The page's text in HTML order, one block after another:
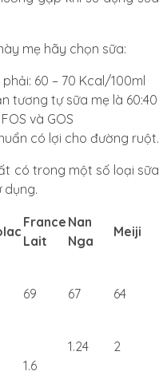
mẹ hãy chọn sữa:
60 – 70 Kcal/100ml
tương tự sữa mẹ là 60:40
FOS và GOS
có lợi cho đường ruột.
có trong một số loại sữa
dụng.
France
Lait
Nan
Nga
Meiji
69 67 64
1.6
1.24 2